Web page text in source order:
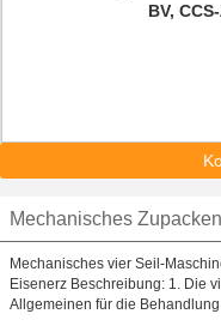
BV,
Mechanisches Zupacken
Mechanisches vier Seil-
Eisenerz Beschreibung: 1. Die
Allgemeinen für die